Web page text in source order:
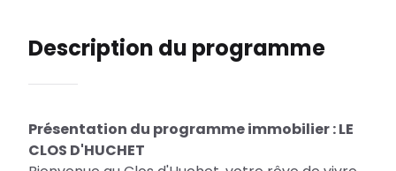
Description du programme
Présentation du programme immobilier : LE
CLOS D'HUCHET